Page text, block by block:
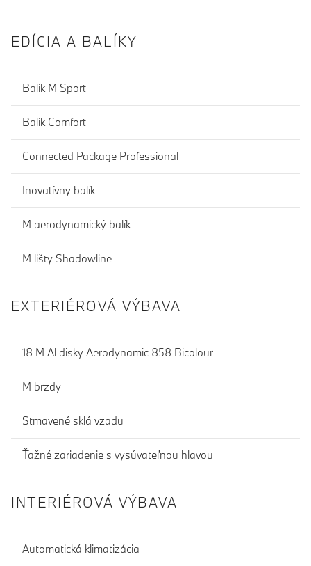
EDÍCIA A BALÍKY
Balík M Sport
Balík Comfort
Connected Package Professional
Inovatívny balík
M aerodynamický balík
M lišty Shadowline
EXTERIÉROVÁ VÝBAVA
18 M Al disky Aerodynamic 858 Bicolour
M brzdy
Stmavené sklá vzadu
Ťažné zariadenie s vysúvateľnou hlavou
INTERIÉROVÁ VÝBAVA
Automatická klimatizácia